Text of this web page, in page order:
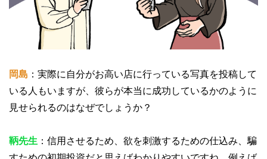
岡島 ：実際に自分がお高い店に行っている写真を投稿して
いる人もいますが、彼らが本当に成功しているかのように
見せられるのはなぜでしょうか？
鞆先生 ：信用させるため、欲を刺激するための仕込み、騙